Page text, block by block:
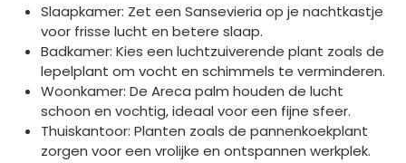
Slaapkamer: Zet een Sansevieria op je nachtkastje
voor frisse lucht en betere slaap.
Badkamer: Kies een luchtzuiverende plant zoals de
lepelplant om vocht en schimmels te verminderen.
Woonkamer: De Areca palm houden de lucht
schoon en vochtig, ideaal voor een fijne sfeer.
Thuiskantoor: Planten zoals de pannenkoekplant
zorgen voor een vrolijke en ontspannen werkplek.